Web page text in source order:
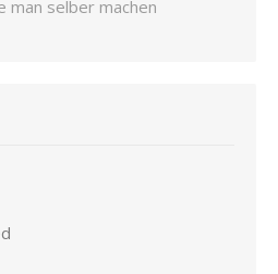
man selber machen